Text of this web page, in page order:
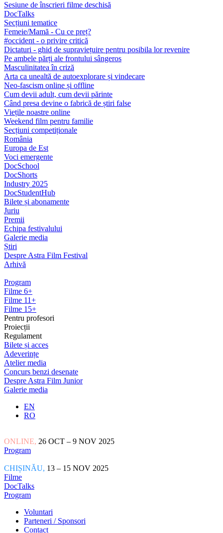
Sesiune de înscrieri filme deschisă
DocTalks
Secțiuni tematice
Femeie/Mamă - Cu ce preț?
#occident - o privire critică
Dictaturi - ghid de supraviețuire pentru posibila lor revenire
Pe ambele părți ale frontului sângeros
Masculinitatea în criză
Arta ca unealtă de autoexplorare și vindecare
Neo-fascism online și offline
Cum devii adult, cum devii părinte
Când presa devine o fabrică de știri false
Viețile noastre online
Weekend film pentru familie
Secțiuni competiționale
România
Europa de Est
Voci emergente
DocSchool
DocShorts
Industry 2025
DocStudentHub
Bilete și abonamente
Juriu
Premii
Echipa festivalului
Galerie media
Știri
Despre Astra Film Festival
Arhivă
Program
Filme 6+
Filme 11+
Filme 15+
Pentru profesori
Proiecții
Regulament
Bilete și acces
Adeverințe
Atelier media
Concurs benzi desenate
Despre Astra Film Junior
Galerie media
EN
RO
ONLINE, 26 OCT – 9 NOV 2025
Program
CHIȘINĂU, 13 – 15 NOV 2025
Filme
DocTalks
Program
Voluntari
Parteneri / Sponsori
Contact